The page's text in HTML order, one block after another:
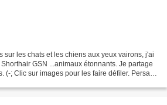
sur les chats et les chiens aux yeux vairons, j'ai
GSN ...animaux étonnants. Je partage
(-; Clic sur images pour les faire défiler. Persan